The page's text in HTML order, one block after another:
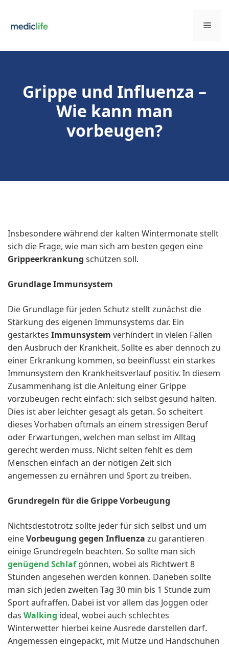
springen
Grippe und Influenza –
Wie kann man
vorbeugen?
Insbesondere während der kalten Wintermonate stellt
sich die Frage, wie man sich am besten gegen eine
Grippeerkrankung schützen soll.
Grundlage Immunsystem
Die Grundlage für jeden Schutz stellt zunächst die
Stärkung des eigenen Immunsystems dar. Ein
gestärktes Immunsystem verhindert in vielen Fällen
den Ausbruch der Krankheit. Sollte es aber dennoch zu
einer Erkrankung kommen, so beeinflusst ein starkes
Immunsystem den Krankheitsverlauf positiv. In diesem
Zusammenhang ist die Anleitung einer Grippe
vorzubeugen recht einfach: sich selbst gesund halten.
Dies ist aber leichter gesagt als getan. So scheitert
dieses Vorhaben oftmals an einem stressigen Beruf
oder Erwartungen, welchen man selbst im Alltag
gerecht werden muss. Nicht selten fehlt es dem
Menschen einfach an der nötigen Zeit sich
angemessen zu ernähren und Sport zu treiben.
Grundregeln für die Grippe Vorbeugung
Nichtsdestotrotz sollte jeder für sich selbst und um
eineVorbeugung gegen Influenza zu garantieren
einige Grundregeln beachten. So sollte man sich
genügend Schlafgönnen, wobei als Richtwert 8
Stunden angesehen werden können. Daneben sollte
man sich jeden zweiten Tag 30 min bis 1 Stunde zum
Sport aufraffen. Dabei ist vor allem das Joggen oder
das Walking ideal, wobei auch schlechtes
Winterwetter hierbei keine Ausrede darstellen darf.
Angemessen eingepackt, mit Mütze und Handschuhen